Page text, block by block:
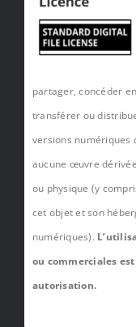
partager, concéder
transférer ou
versions numériques
aucune œuvre
ou physique (y
cet objet et son
numériques).
ou commerciales
autorisation.